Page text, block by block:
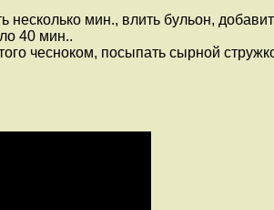
мин., влить бульон,
40 мин..
чесноком, посыпать сырной